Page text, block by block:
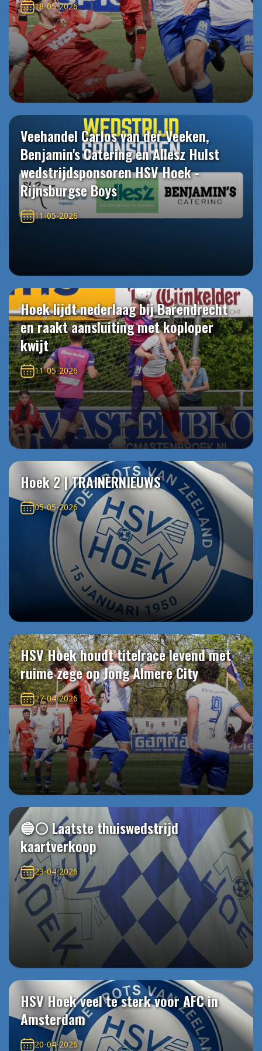
18-05-2026
Veehandel Carlos van der Veeken,
Benjamin's Catering en Allesz Hulst
wedstrijdsponsoren HSV Hoek -
Rijnsburgse Boys
11-05-2026
Hoek lijdt nederlaag bij Barendrecht
en raakt aansluiting met koploper
kwijt
11-05-2026
Hoek 2 | TRAINERNIEUWS
05-05-2026
HSV Hoek houdt titelrace levend met
ruime zege op Jong Almere City
27-04-2026
🔵⚪️ Laatste thuiswedstrijd
kaartverkoop
23-04-2026
HSV Hoek veel te sterk voor AFC in
Amsterdam
20-04-2026